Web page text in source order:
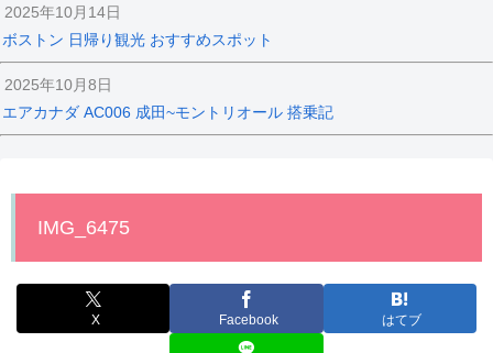
2025年10月14日
ボストン 日帰り観光 おすすめスポット
2025年10月8日
エアカナダ AC006 成田~モントリオール 搭乗記
IMG_6475
X Facebook はてブ